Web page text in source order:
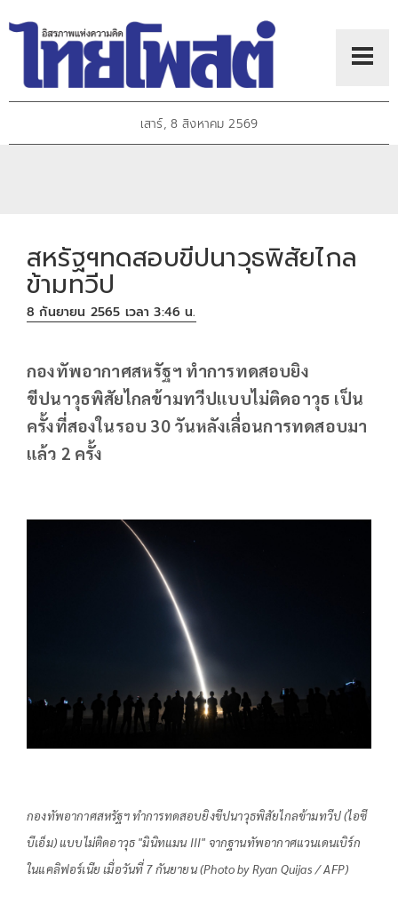
เสาร์, 8 สิงหาคม 2569
สหรัฐฯทดสอบขีปนาวุธพิสัยไกล
ข้ามทวีป
8 กันยายน 2565 เวลา 3:46 น.
กองทัพอากาศสหรัฐฯ ทำการทดสอบยิง
ขีปนาวุธพิสัยไกลข้ามทวีปแบบไม่ติดอาวุธ เป็น
ครั้งที่สองในรอบ 30 วันหลังเลื่อนการทดสอบมา
แล้ว 2 ครั้ง
กองทัพอากาศสหรัฐฯ ทำการทดสอบยิงขีปนาวุธพิสัยไกลข้ามทวีป (ไอซี
บีเอ็ม) แบบไม่ติดอาวุธ "มินิทแมน III" จากฐานทัพอากาศแวนเดนเบิร์ก
ในแคลิฟอร์เนีย เมื่อวันที่ 7 กันยายน (Photo by Ryan Quijas / AFP)